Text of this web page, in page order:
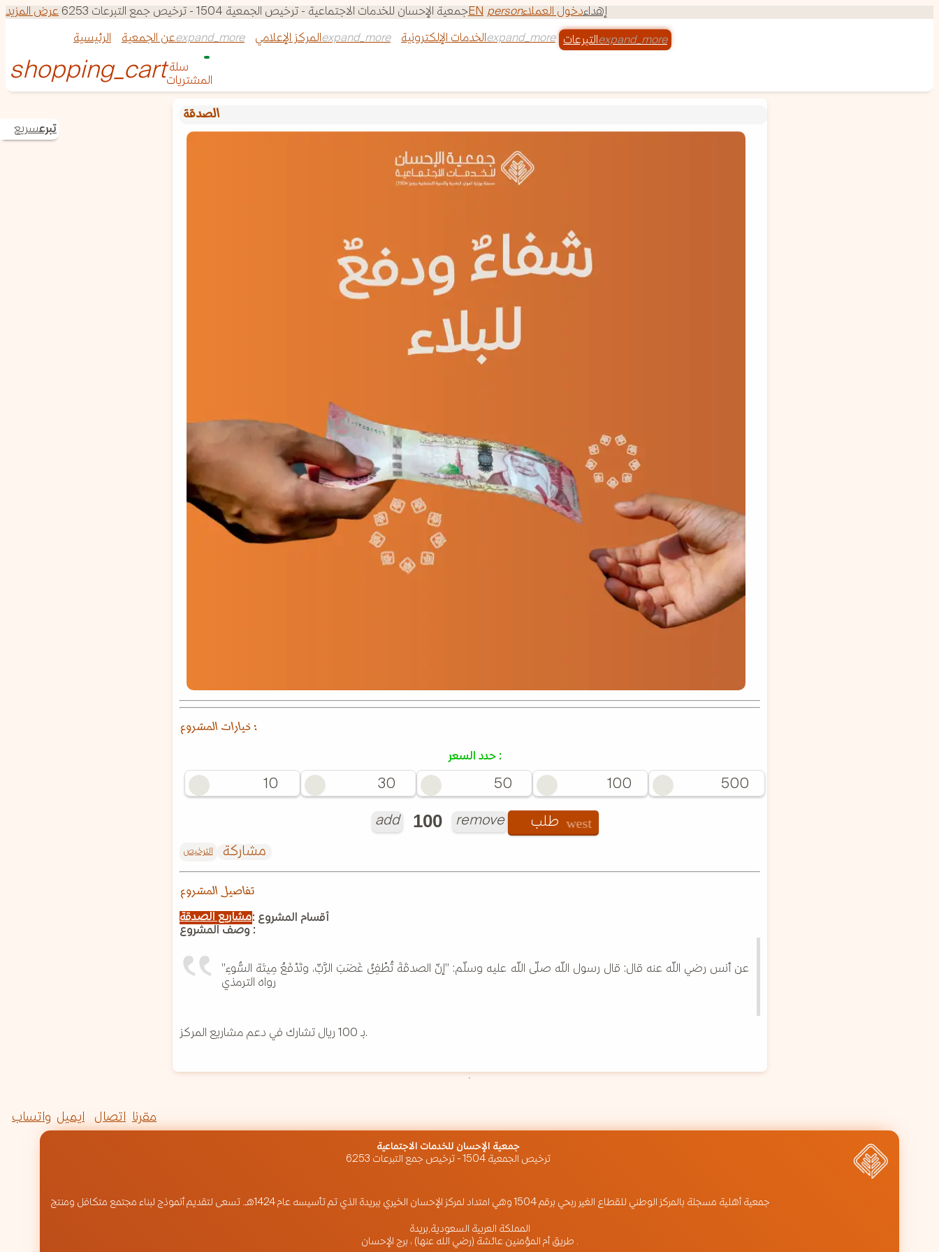
‏جمعية الإحسان للخدمات الاجتماعية - ترخيص الجمعية 1504 - ترخيص جمع التبرعات 6253 عرض المزيد EN personدخول العملاءإهداء
تبرعسريع
الرئيسية عن الجمعية المركز الإعلامي الخدمات الإلكترونية التبرعات
سلة
المشتريات
الصدقة
خيارات المشروع :
حدد السعر :
10 30 50 100 500
add remove طلب
مشاركة الترخيص
تفاصيل المشروع
أقسام المشروع :مشاريع الصدقة
وصف المشروع :
عن أنس رضي اللّه عنه قال: قال رسول اللّه صلّى اللّه عليه وسلّم: ”إنّ الصدقَةَ تُطْفِئُ غَضَبَ الرَّبِّ، وتَدْفَعُ مِيتَة السُّوءِ”
رواه الترمذي
بـ 100 ريال تشارك في دعم مشاريع المركز.
واتساب ايميل اتصال مقرنا
‏جمعية الإحسان للخدمات الاجتماعية
ترخيص الجمعية 1504 - ترخيص جمع التبرعات 6253
جمعية أهلية مسجلة بالمركز الوطني للقطاع الغير ربحي برقم 1504 وهي امتداد لمركز الإحسان الخيري ببريدة الذي تم تأسيسه عام 1424هـ. تسعى لتقديم أنموذج لبناء مجتمع متكافل ومنتج
المملكة العربية السعودية,بريدة
طريق أم المؤمنين عائشة (رضي الله عنها) ، برج الإحسان .